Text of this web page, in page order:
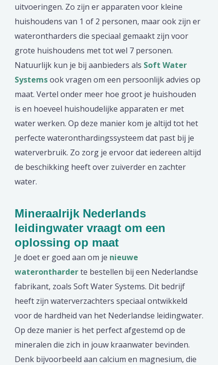
uitvoeringen. Zo zijn er apparaten voor kleine
huishoudens van 1 of 2 personen, maar ook zijn er
waterontharders die speciaal gemaakt zijn voor
grote huishoudens met tot wel 7 personen.
Natuurlijk kun je bij aanbieders als Soft Water
Systemsook vragen om een persoonlijk advies op
maat. Vertel onder meer hoe groot je huishouden
is en hoeveel huishoudelijke apparaten er met
water werken. Op deze manier kom je altijd tot het
perfecte wateronthardingssysteem dat past bij je
waterverbruik. Zo zorg je ervoor dat iedereen altijd
de beschikking heeft over zuiverder en zachter
water.
Mineraalrijk Nederlands
leidingwater vraagt om een
oplossing op maat
Je doet er goed aan om je nieuwe
waterontharderte bestellen bij een Nederlandse
fabrikant, zoals Soft Water Systems. Dit bedrijf
heeft zijn waterverzachters speciaal ontwikkeld
voor de hardheid van het Nederlandse leidingwater.
Op deze manier is het perfect afgestemd op de
mineralen die zich in jouw kraanwater bevinden.
Denk bijvoorbeeld aan calcium en magnesium, die